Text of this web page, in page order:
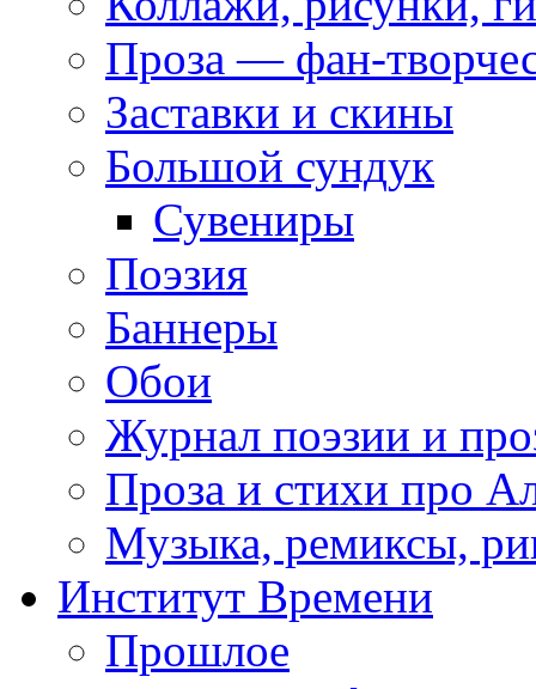
Проза — фан-
Заставки и скины
Большой сундук
Сувениры
Поэзия
Баннеры
Обои
Журнал поэзии и
Проза и стихи про
Музыка, ремиксы,
Институт Времени
Прошлое